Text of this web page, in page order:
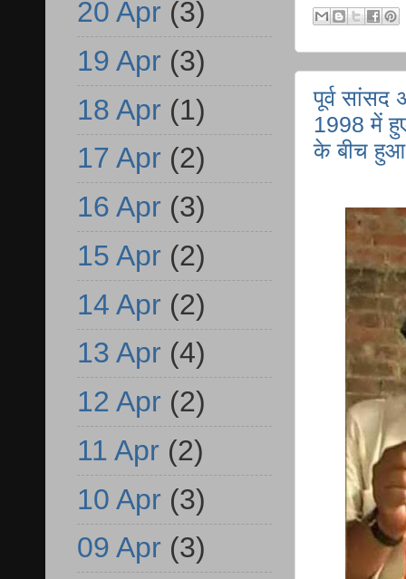
पूर्व सांसद
1998 में
के बीच हुआ
20 Apr (3)
19 Apr (3)
18 Apr (1)
17 Apr (2)
16 Apr (3)
15 Apr (2)
14 Apr (2)
13 Apr (4)
12 Apr (2)
11 Apr (2)
10 Apr (3)
09 Apr (3)